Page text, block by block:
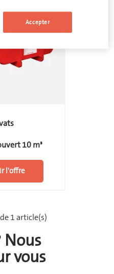
10 m³
l'offre
1 article(s)
Nous
vous
Accepter